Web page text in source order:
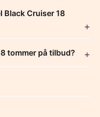
Black Cruiser 18
tommer på tilbud?